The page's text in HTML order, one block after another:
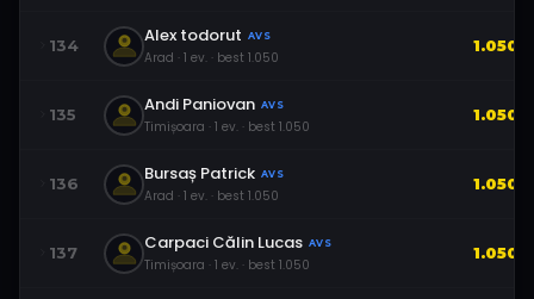
134 Alex todorut AVS
Arad · 1 ev. · best 1.050
1.050
135 Andi Paniovan AVS
Timișoara · 1 ev. · best 1.050
1.050
136 Bursaș Patrick AVS
Arad · 1 ev. · best 1.050
1.050
137 Carpaci Călin Lucas AVS
Timișoara · 1 ev. · best 1.050
1.050